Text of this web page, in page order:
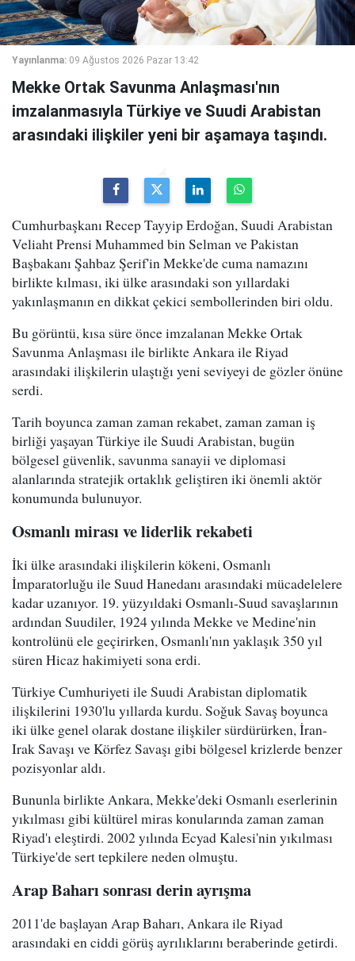
Yayınlanma: 09 Ağustos 2026 Pazar 13:42
Mekke Ortak Savunma Anlaşması'nın
imzalanmasıyla Türkiye ve Suudi Arabistan
arasındaki ilişkiler yeni bir aşamaya taşındı.
Cumhurbaşkanı Recep Tayyip Erdoğan, Suudi Arabistan
Veliaht Prensi Muhammed bin Selman ve Pakistan
Başbakanı Şahbaz Şerif'in Mekke'de cuma namazını
birlikte kılması, iki ülke arasındaki son yıllardaki
yakınlaşmanın en dikkat çekici sembollerinden biri oldu.
Bu görüntü, kısa süre önce imzalanan Mekke Ortak
Savunma Anlaşması ile birlikte Ankara ile Riyad
arasındaki ilişkilerin ulaştığı yeni seviyeyi de gözler önüne
serdi.
Tarih boyunca zaman zaman rekabet, zaman zaman iş
birliği yaşayan Türkiye ile Suudi Arabistan, bugün
bölgesel güvenlik, savunma sanayii ve diplomasi
alanlarında stratejik ortaklık geliştiren iki önemli aktör
konumunda bulunuyor.
Osmanlı mirası ve liderlik rekabeti
İki ülke arasındaki ilişkilerin kökeni, Osmanlı
İmparatorluğu ile Suud Hanedanı arasındaki mücadelelere
kadar uzanıyor. 19. yüzyıldaki Osmanlı-Suud savaşlarının
ardından Suudiler, 1924 yılında Mekke ve Medine'nin
kontrolünü ele geçirirken, Osmanlı'nın yaklaşık 350 yıl
süren Hicaz hakimiyeti sona erdi.
Türkiye Cumhuriyeti ile Suudi Arabistan diplomatik
ilişkilerini 1930'lu yıllarda kurdu. Soğuk Savaş boyunca
iki ülke genel olarak dostane ilişkiler sürdürürken, İran-
Irak Savaşı ve Körfez Savaşı gibi bölgesel krizlerde benzer
pozisyonlar aldı.
Bununla birlikte Ankara, Mekke'deki Osmanlı eserlerinin
yıkılması gibi kültürel miras konularında zaman zaman
Riyad'ı eleştirdi. 2002 yılında Ecyad Kalesi'nin yıkılması
Türkiye'de sert tepkilere neden olmuştu.
Arap Baharı sonrası derin ayrışma
2011'de başlayan Arap Baharı, Ankara ile Riyad
arasındaki en ciddi görüş ayrılıklarını beraberinde getirdi.